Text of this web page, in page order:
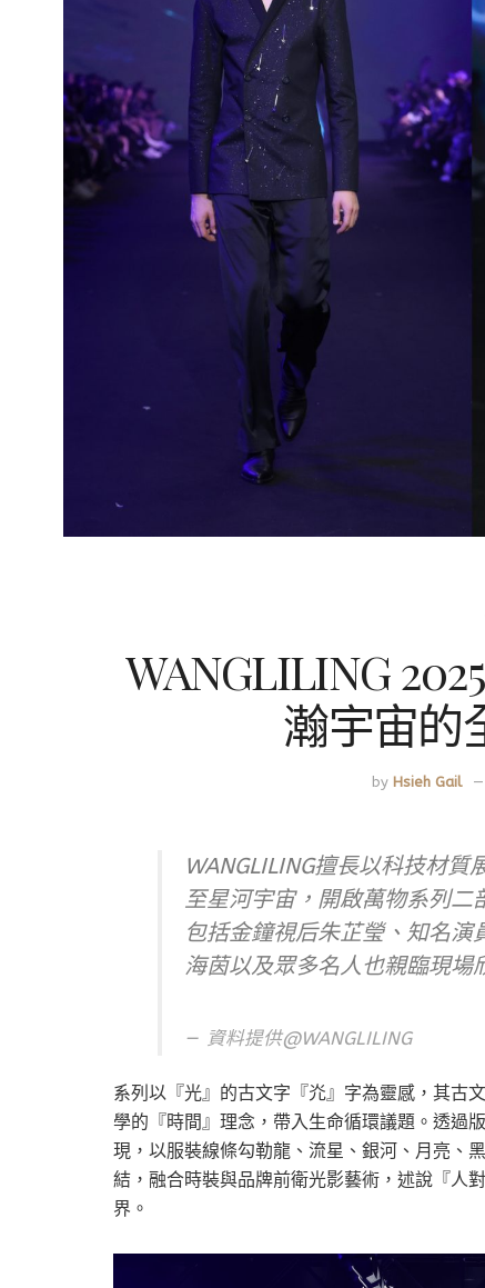
WANGLILING
瀚宇宙的
by Hsieh Gail
WANGLILING擅長以科技材
至星河宇宙，開啟萬物系列二
包括金鐘視后朱芷瑩、知名
海茵以及眾多名人也親臨現場
資料提供@WANGLILING
系列以『光』的古文字『灮』字為靈感，其古
學的『時間』理念，帶入生命循環議題。透過
現，以服裝線條勾勒龍、流星、銀河、月亮、
結，融合時裝與品牌前衛光影藝術，述說『人
界。